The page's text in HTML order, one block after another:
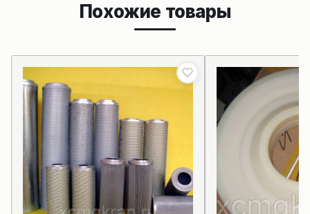
Похожие товары